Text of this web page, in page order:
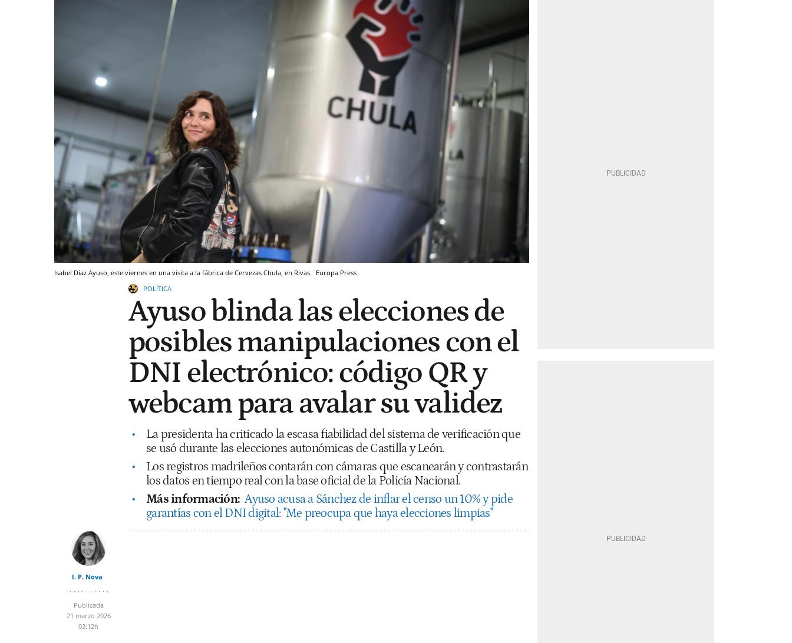
Isabel Díaz Ayuso, este viernes en una visita a la fábrica de Cervezas Chula, en Rivas. Europa Press
POLÍTICA
Ayuso blinda las elecciones de
posibles manipulaciones con el
DNI electrónico: código QR y
webcam para avalar su validez
La presidenta ha criticado la escasa fiabilidad del sistema de verificación que
se usó durante las elecciones autonómicas de Castilla y León.
Los registros madrileños contarán con cámaras que escanearán y contrastarán
los datos en tiempo real con la base oficial de la Policía Nacional.
Más información: Ayuso acusa a Sánchez de inflar el censo un 10% y pide
garantías con el DNI digital: "Me preocupa que haya elecciones limpias"
I. P. Nova
Publicada
21 marzo 2026
03:12h